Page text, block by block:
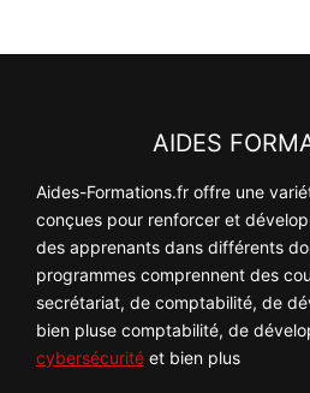
AIDES
Aides-Formations.fr offre une
conçues pour renforcer et
des apprenants dans différents
programmes comprennent des
secrétariat, de comptabilité, de
bien pluse comptabilité, de
cybersécurité et bien plus